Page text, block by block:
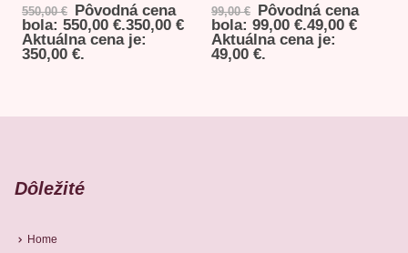
550,00€ Pôvodná cena
bola: 550,00 €.350,00 €
Aktuálna cena je:
350,00 €.
99,00€ Pôvodná cena
bola: 99,00 €.49,00 €
Aktuálna cena je:
49,00 €.
Dôležité
Home